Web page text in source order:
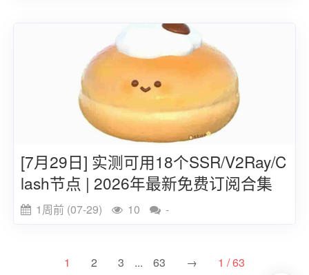
[7月29日] 实测可用18个SSR/V2Ray/C
lash节点 | 2026年最新免费订阅合集
1周前 (07-29) 10 -
1 2 3 ... 63 → 1 / 63